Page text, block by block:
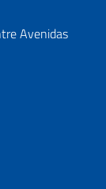
Avenidas